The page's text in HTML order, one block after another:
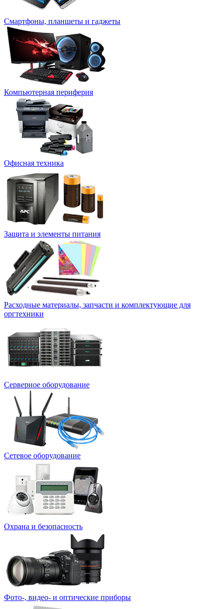
Смартфоны, планшеты и гаджеты
Компьютерная периферия
Офисная техника
Защита и элементы питания
Расходные материалы, запчасти и комплектующие для
оргтехники
Серверное оборудование
Сетевое оборудование
Охрана и безопасность
Фото-, видео- и оптические приборы